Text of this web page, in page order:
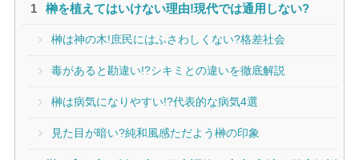
榊を植えてはいけない理由!現代では通用しない?
榊は神の木!庶民にはふさわしくない?格差社会
毒があると勘違い!?シキミとの違いを徹底解説
榊は病気になりやすい!?代表的な病気4選
見た目が暗い?純和風感ただよう榊の印象